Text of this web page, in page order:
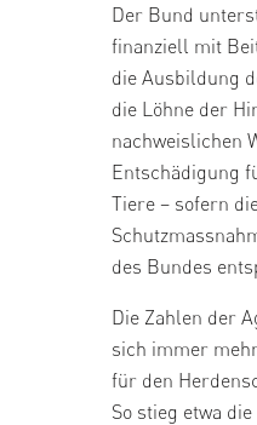
Der Bund
finanziell mit
die Ausbildung
die Löhne der
nachweislichen
Entschädigung
Tiere – sofern
des Bundes
Die Zahlen der
sich immer
für den
So stieg etwa